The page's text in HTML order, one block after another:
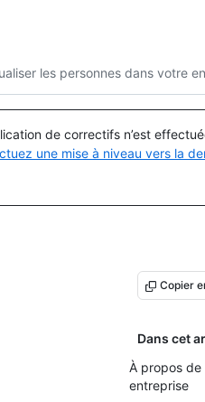
les personnes dans votre
de correctifs n’est
une mise à niveau vers la
Copier
Dans cet
À propos de
entreprise